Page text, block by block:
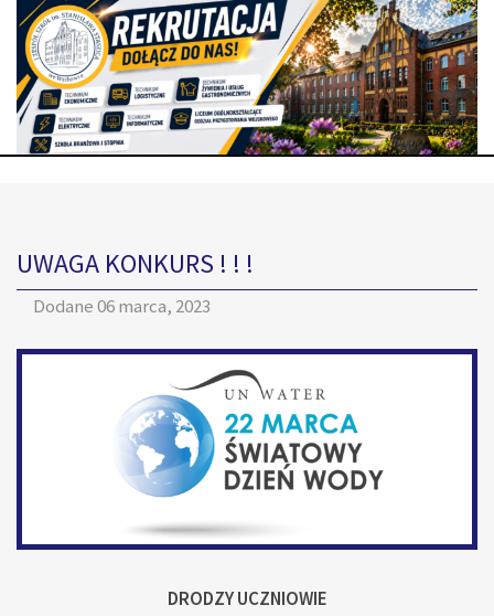
UWAGA KONKURS ! ! !
Dodane06 marca, 2023
DRODZY UCZNIOWIE